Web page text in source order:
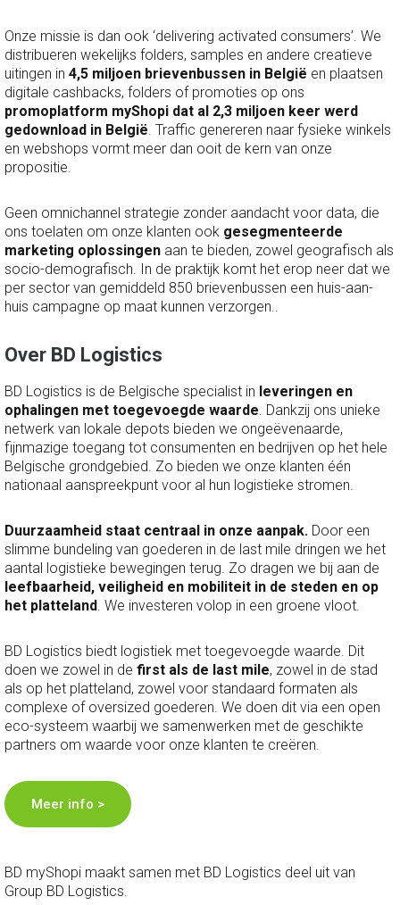
Onze missie is dan ook ‘delivering activated consumers’. We
distribueren wekelijks folders, samples en andere creatieve
uitingen in 4,5 miljoen brievenbussen in België en plaatsen
digitale cashbacks, folders of promoties op ons
promoplatform myShopi dat al 2,3 miljoen keer werd
gedownload in België. Traffic genereren naar fysieke winkels
en webshops vormt meer dan ooit de kern van onze
propositie.
Geen omnichannel strategie zonder aandacht voor data, die
ons toelaten om onze klanten ook gesegmenteerde
marketing oplossingen aan te bieden, zowel geografisch als
socio-demografisch. In de praktijk komt het erop neer dat we
per sector van gemiddeld 850 brievenbussen een huis-aan-
huis campagne op maat kunnen verzorgen..
Over BD Logistics
BD Logistics is de Belgische specialist in leveringen en
ophalingen met toegevoegde waarde. Dankzij ons unieke
netwerk van lokale depots bieden we ongeëvenaarde,
fijnmazige toegang tot consumenten en bedrijven op het hele
Belgische grondgebied. Zo bieden we onze klanten één
nationaal aanspreekpunt voor al hun logistieke stromen.
Duurzaamheid staat centraal in onze aanpak. Door een
slimme bundeling van goederen in de last mile dringen we het
aantal logistieke bewegingen terug. Zo dragen we bij aan de
leefbaarheid, veiligheid en mobiliteit in de steden en op
het platteland. We investeren volop in een groene vloot.
BD Logistics biedt logistiek met toegevoegde waarde. Dit
doen we zowel in de first als de last mile, zowel in de stad
als op het platteland, zowel voor standaard formaten als
complexe of oversized goederen. We doen dit via een open
eco-systeem waarbij we samenwerken met de geschikte
partners om waarde voor onze klanten te creëren.
Meer info >
BD myShopi maakt samen met BD Logistics deel uit van
Group BD Logistics.